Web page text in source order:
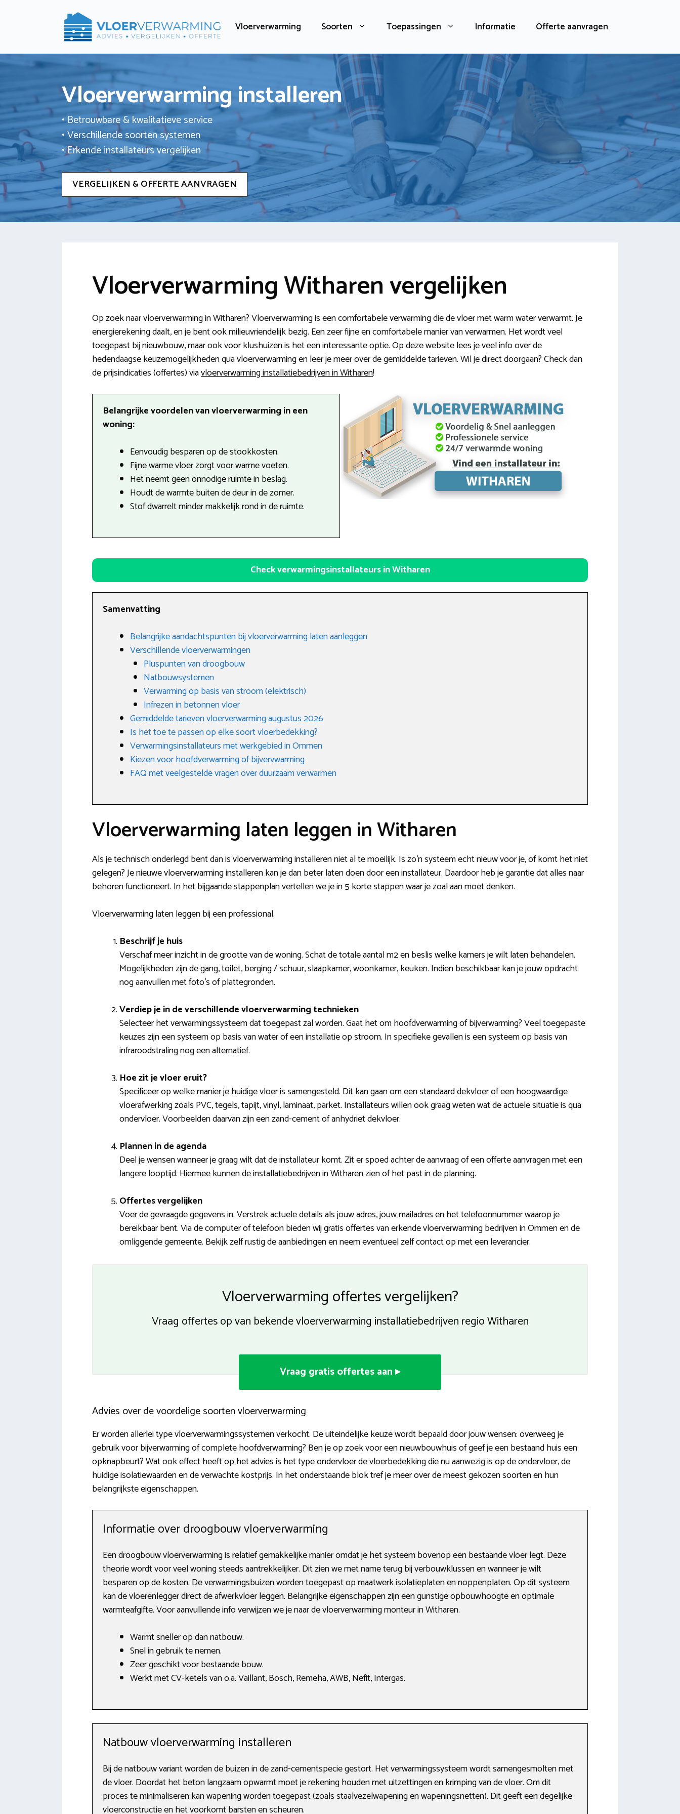
Vloerverwarming Soorten Toepassingen Informatie Offerte aanvragen
Vloerverwarming installeren
• Betrouwbare & kwalitatieve service
• Verschillende soorten systemen
• Erkende installateurs vergelijken
VERGELIJKEN & OFFERTE AANVRAGEN
Vloerverwarming Witharen vergelijken
Op zoek naar vloerverwarming in Witharen? Vloerverwarming is een comfortabele verwarming die de vloer met warm water verwarmt. Je
energierekening daalt, en je bent ook milieuvriendelijk bezig. Een zeer fijne en comfortabele manier van verwarmen. Het wordt veel
toegepast bij nieuwbouw, maar ook voor klushuizen is het een interessante optie. Op deze website lees je veel info over de
hedendaagse keuzemogelijkheden qua vloerverwarming en leer je meer over de gemiddelde tarieven. Wil je direct doorgaan? Check dan
de prijsindicaties (offertes) viavloerverwarming installatiebedrijven in Witharen!
Belangrijke voordelen van vloerverwarming in een
woning:
Eenvoudig besparen op de stookkosten.
Fijne warme vloer zorgt voor warme voeten.
Het neemt geen onnodige ruimte in beslag.
Houdt de warmte buiten de deur in de zomer.
Stof dwarrelt minder makkelijk rond in de ruimte.
Check verwarmingsinstallateurs in Witharen
Samenvatting
Belangrijke aandachtspunten bij vloerverwarming laten aanleggen
Verschillende vloerverwarmingen
Pluspunten van droogbouw
Natbouwsystemen
Verwarming op basis van stroom (elektrisch)
Infrezen in betonnen vloer
Gemiddelde tarieven vloerverwarming augustus 2026
Is het toe te passen op elke soort vloerbedekking?
Verwarmingsinstallateurs met werkgebied in Ommen
Kiezen voor hoofdverwarming of bijvervwarming
FAQ met veelgestelde vragen over duurzaam verwarmen
Vloerverwarming laten leggen in Witharen
Als je technisch onderlegd bent dan is vloerverwarming installeren niet al te moeilijk. Is zo’n systeem echt nieuw voor je, of komt het niet
gelegen? Je nieuwe vloerverwarming installeren kan je dan beter laten doen door een installateur. Daardoor heb je garantie dat alles naar
behoren functioneert. In het bijgaande stappenplan vertellen we je in 5 korte stappen waar je zoal aan moet denken.
Vloerverwarming laten leggen bij een professional.
Beschrijf je huis
Verschaf meer inzicht in de grootte van de woning. Schat de totale aantal m2 en beslis welke kamers je wilt laten behandelen.
Mogelijkheden zijn de gang, toilet, berging / schuur, slaapkamer, woonkamer, keuken. Indien beschikbaar kan je jouw opdracht
nog aanvullen met foto’s of plattegronden.
Verdiep je in de verschillende vloerverwarming technieken
Selecteer het verwarmingssysteem dat toegepast zal worden. Gaat het om hoofdverwarming of bijverwarming? Veel toegepaste
keuzes zijn een systeem op basis van water of een installatie op stroom. In specifieke gevallen is een systeem op basis van
infraroodstraling nog een alternatief.
Hoe zit je vloer eruit?
Specificeer op welke manier je huidige vloer is samengesteld. Dit kan gaan om een standaard dekvloer of een hoogwaardige
vloerafwerking zoals PVC, tegels, tapijt, vinyl, laminaat, parket. Installateurs willen ook graag weten wat de actuele situatie is qua
ondervloer. Voorbeelden daarvan zijn een zand-cement of anhydriet dekvloer.
Plannen in de agenda
Deel je wensen wanneer je graag wilt dat de installateur komt. Zit er spoed achter de aanvraag of een offerte aanvragen met een
langere looptijd. Hiermee kunnen de installatiebedrijven in Witharen zien of het past in de planning.
Offertes vergelijken
Voer de gevraagde gegevens in. Verstrek actuele details als jouw adres, jouw mailadres en het telefoonnummer waarop je
bereikbaar bent. Via de computer of telefoon bieden wij gratis offertes van erkende vloerverwarming bedrijven in Ommen en de
omliggende gemeente. Bekijk zelf rustig de aanbiedingen en neem eventueel zelf contact op met een leverancier.
Vloerverwarming offertes vergelijken?
Vraag offertes op van bekende vloerverwarming installatiebedrijven regio Witharen
Vraag gratis offertes aan ▸
Advies over de voordelige soorten vloerverwarming
Er worden allerlei type vloerverwarmingssystemen verkocht. De uiteindelijke keuze wordt bepaald door jouw wensen: overweeg je
gebruik voor bijverwarming of complete hoofdverwarming? Ben je op zoek voor een nieuwbouwhuis of geef je een bestaand huis een
opknapbeurt? Wat ook effect heeft op het advies is het type ondervloer de vloerbedekking die nu aanwezig is op de ondervloer, de
huidige isolatiewaarden en de verwachte kostprijs. In het onderstaande blok tref je meer over de meest gekozen soorten en hun
belangrijkste eigenschappen.
Informatie over droogbouw vloerverwarming
Een droogbouw vloerverwarming is relatief gemakkelijke manier omdat je het systeem bovenop een bestaande vloer legt. Deze
theorie wordt voor veel woning steeds aantrekkelijker. Dit zien we met name terug bij verbouwklussen en wanneer je wilt
besparen op de kosten. De verwarmingsbuizen worden toegepast op maatwerk isolatieplaten en noppenplaten. Op dit systeem
kan de vloerenlegger direct de afwerkvloer leggen. Belangrijke eigenschappen zijn een gunstige opbouwhoogte en optimale
warmteafgifte. Voor aanvullende info verwijzen we je naar de vloerverwarming monteur in Witharen.
Warmt sneller op dan natbouw.
Snel in gebruik te nemen.
Zeer geschikt voor bestaande bouw.
Werkt met CV-ketels van o.a. Vaillant, Bosch, Remeha, AWB, Nefit, Intergas.
Natbouw vloerverwarming installeren
Bij de natbouw variant worden de buizen in de zand-cementspecie gestort. Het verwarmingssysteem wordt samengesmolten met
de vloer. Doordat het beton langzaam opwarmt moet je rekening houden met uitzettingen en krimping van de vloer. Om dit
proces te minimaliseren kan wapening worden toegepast (zoals staalvezelwapening en wapeningsnetten). Dit geeft een degelijke
vloerconstructie en het voorkomt barsten en scheuren.